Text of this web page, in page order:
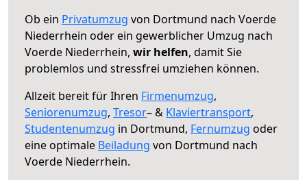
Ob ein Privatumzug von Dortmund nach Voerde
Niederrhein oder ein gewerblicher Umzug nach
Voerde Niederrhein, wir helfen, damit Sie
problemlos und stressfrei umziehen können.
Allzeit bereit für Ihren Firmenumzug,
Seniorenumzug, Tresor– & Klaviertransport,
Studentenumzug in Dortmund, Fernumzug oder
eine optimale Beiladung von Dortmund nach
Voerde Niederrhein.